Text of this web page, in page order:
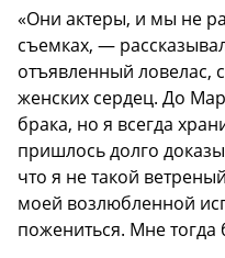
«Они актеры, и мы не
съемках, —
отъявленный ловелас,
женских сердец. До
брака, но я всегда
пришлось долго
что я не такой
моей возлюбленной
пожениться. Мне тогда